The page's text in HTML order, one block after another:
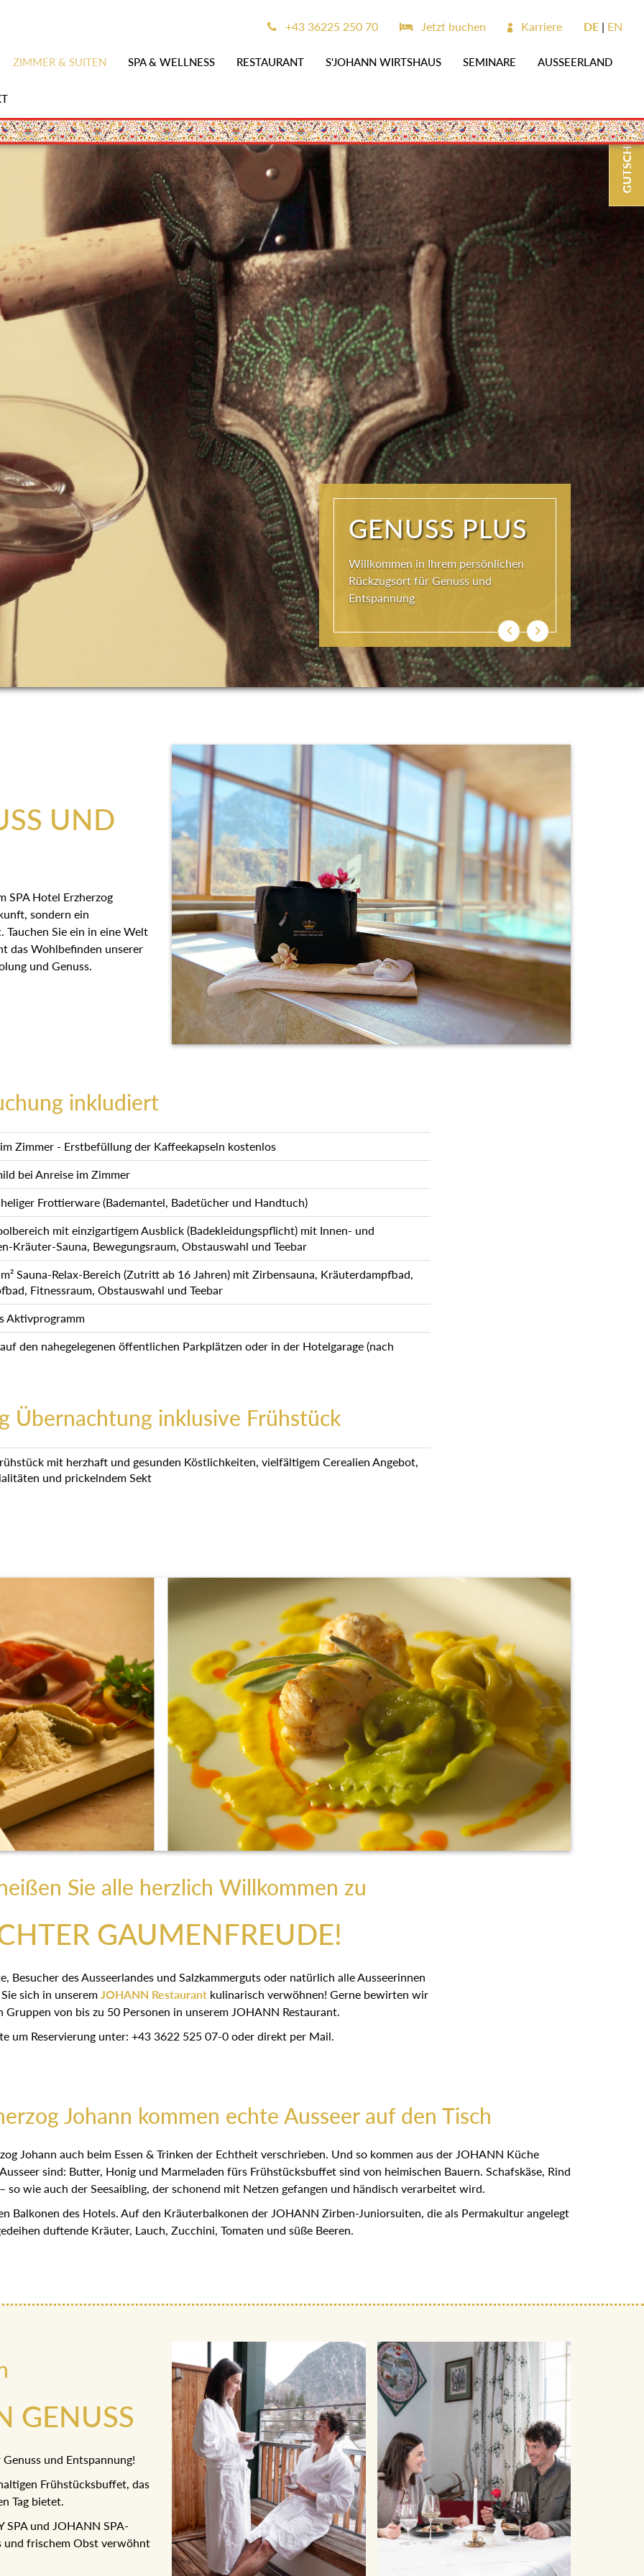
ZIMMER & SUITEN SPA & WELLNESS RESTAURANT S'JOHANN WIRTSHAUS SEMINARE AUSSEERLAND
+43 36225 250 70 Jetzt buchen Karriere DE EN
ERHOLUNG
PLUS
Ankommen und genießen. Einatmen,
ausatmen, durchatmen
ZurückWeiter
GUTSCHEINE
UND
SPA Hotel Erzherzog
sondern ein
Sie ein in eine Welt
das Wohlbefinden unserer
und Genuss.
inkludiert
Zimmer - Erstbefüllung der Kaffeekapseln kostenlos
bei Anreise im Zimmer
Frottierware (Bademantel, Badetücher und Handtuch)
mit einzigartigem Ausblick (Badekleidungspflicht) mit Innen- und
Kräuter-Sauna, Bewegungsraum, Obstauswahl und Teebar
Sauna-Relax-Bereich (Zutritt ab 16 Jahren) mit Zirbensauna, Kräuterdampfbad,
Fitnessraum, Obstauswahl und Teebar
Aktivprogramm
den nahegelegenen öffentlichen Parkplätzen oder in der Hotelgarage (nach
Übernachtung inklusive Frühstück
mit herzhaft und gesunden Köstlichkeiten, vielfältigem Cerealien Angebot,
und prickelndem Sekt
Sie alle herzlich Willkommen zu
GAUMENFREUDE!
Besucher des Ausseerlandes und Salzkammerguts oder natürlich alle Ausseerinnen
sich in unserem JOHANN Restaurant kulinarisch verwöhnen! Gerne bewirten wir
Gruppen von bis zu 50 Personen in unserem JOHANN Restaurant.
um Reservierung unter: +43 3622 525 07-0 oder direkt per Mail.
Johann kommen echte Ausseer auf den Tisch
Johann auch beim Essen & Trinken der Echtheit verschrieben. Und so kommen aus der JOHANN Küche
sind: Butter, Honig und Marmeladen fürs Frühstücksbuffet sind von heimischen Bauern. Schafskäse, Rind
so wie auch der Seesaibling, der schonend mit Netzen gefangen und händisch verarbeitet wird.
Balkonen des Hotels. Auf den Kräuterbalkonen der JOHANN Zirben-Juniorsuiten, die als Permakultur angelegt
duftende Kräuter, Lauch, Zucchini, Tomaten und süße Beeren.
GENUSS
und Entspannung!
Frühstücksbuffet, das
Tag bietet.
SPA und JOHANN SPA-
und frischem Obst verwöhnt